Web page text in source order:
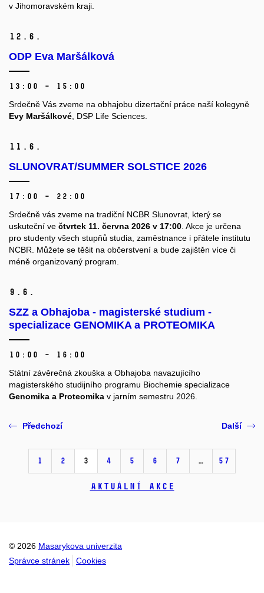
v Jihomoravském kraji.
12. 6.
ODP Eva Maršálková
13:00 – 15:00
Srdečně Vás zveme na obhajobu dizertační práce naší kolegyně
Evy Maršálkové , DSP Life Sciences.
11. 6.
SLUNOVRAT/SUMMER SOLSTICE 2026
17:00 – 22:00
Srdečně vás zveme na tradiční NCBR Slunovrat, který se
uskuteční ve čtvrtek 11. června 2026 v 17:00 . Akce je určena
pro studenty všech stupňů studia, zaměstnance i přátele institutu
NCBR. Můžete se těšit na občerstvení a bude zajištěn více či
méně organizovaný program.
9. 6.
SZZ a Obhajoba - magisterské studium -
specializace GENOMIKA a PROTEOMIKA
10:00 – 16:00
Státní závěrečná zkouška a Obhajoba navazujícího
magisterského studijního programu Biochemie specializace
Genomika a Proteomika v jarním semestru 2026.
Předchozí
1 2 3 4 5 6 7 … 57
Další
Aktuální akce
© 2026 Masarykova univerzita
Správce stránek
Cookies